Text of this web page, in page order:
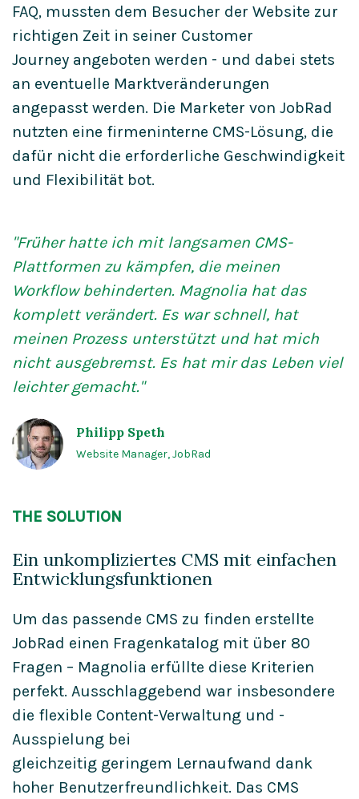
FAQ, mussten dem Besucher der Website zur
richtigen Zeit in seiner Customer
Journey angeboten werden - und dabei stets
an eventuelle Marktveränderungen
angepasst werden. Die Marketer von JobRad
nutzten eine firmeninterne CMS-Lösung, die
dafür nicht die erforderliche Geschwindigkeit
und Flexibilität bot.
"Früher hatte ich mit langsamen CMS-
Plattformen zukämpfen, die meinen
Workflow behinderten. Magnolia hat das
komplett verändert. Es warschnell, hat
meinen Prozess unterstützt undhat mich
nicht ausgebremst. Es hatmir das Leben viel
leichter gemacht."
Philipp Speth
Website Manager, JobRad
THE SOLUTION
Ein unkompliziertes CMS mit einfachen
Entwicklungsfunktionen
Um das passende CMS zu finden erstellte
JobRad einen Fragenkatalog mit über 80
Fragen – Magnolia erfüllte diese Kriterien
perfekt. Ausschlaggebend war insbesondere
die flexible Content-Verwaltung und -
Ausspielung bei
gleichzeitig geringem Lernaufwand dank
hoher Benutzerfreundlichkeit. Das CMS